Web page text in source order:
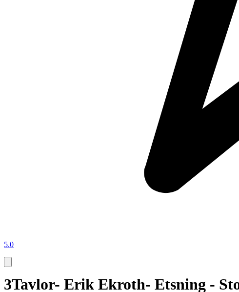
5.0
3Tavlor- Erik Ekroth- Etsning -